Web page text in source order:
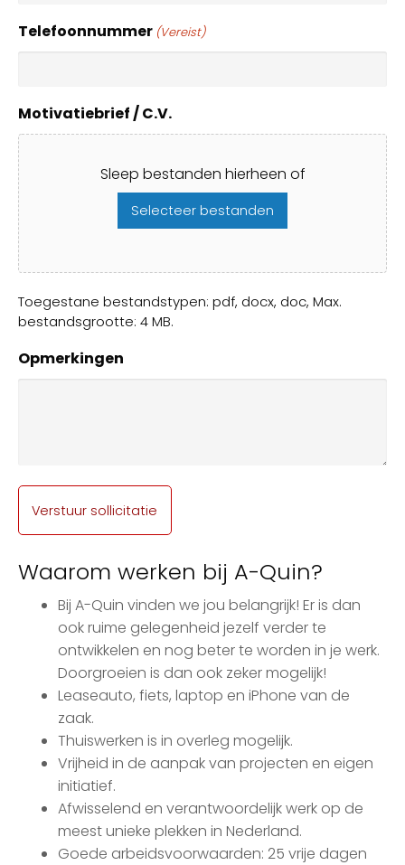
Telefoonnummer (Vereist)
Motivatiebrief / C.V.
Sleep bestanden hierheen of
Selecteer bestanden
Toegestane bestandstypen: pdf, docx, doc, Max.
bestandsgrootte: 4 MB.
Opmerkingen
Waarom werken bij A-Quin?
Bij A-Quin vinden we jou belangrijk! Er is dan
ook ruime gelegenheid jezelf verder te
ontwikkelen en nog beter te worden in je werk.
Doorgroeien is dan ook zeker mogelijk!
Leaseauto, fiets, laptop en iPhone van de
zaak.
Thuiswerken is in overleg mogelijk.
Vrijheid in de aanpak van projecten en eigen
initiatief.
Afwisselend en verantwoordelijk werk op de
meest unieke plekken in Nederland.
Goede arbeidsvoorwaarden: 25 vrije dagen